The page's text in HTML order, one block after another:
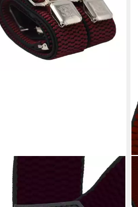
FABIO FARINI
Hosenträger 4cm Breites Y-Design
verstellbar mit extra starken
Clipverschluss, Brombeere